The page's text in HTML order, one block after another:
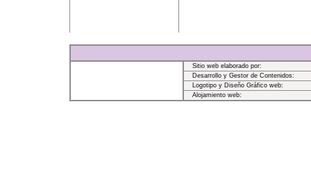
Sitio web elaborado por:
Desarrollo y Gestor de Contenidos:
Logotipo y Diseño Gráfico web:
Alojamiento web: